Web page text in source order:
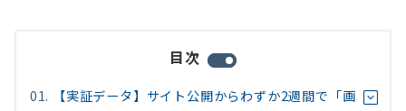
目次
【実証データ】サイト公開からわずか2週間で「画